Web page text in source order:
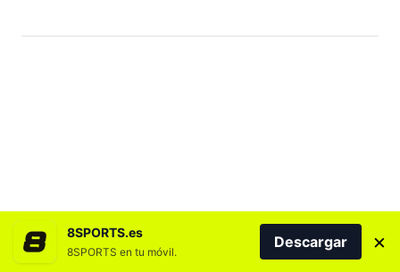
8SPORTS.es
8SPORTS en tu móvil.
Descargar ×